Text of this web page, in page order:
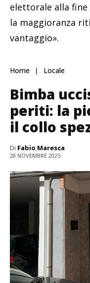
elettorale alla
la maggioranza
vantaggio».
Home Locale
Bimba
periti: la
il collo
Di Fabio Maresca
28 NOVEMBRE 2025